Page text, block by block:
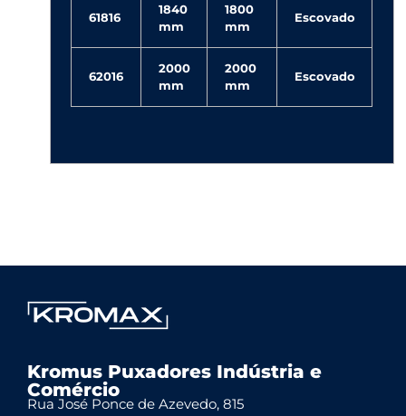
61816
1840
mm
1800
mm
Escovado
62016
2000
mm
2000
mm
Escovado
Kromax Puxadores
Kromus Puxadores Indústria e
Comércio
Rua José Ponce de Azevedo, 815